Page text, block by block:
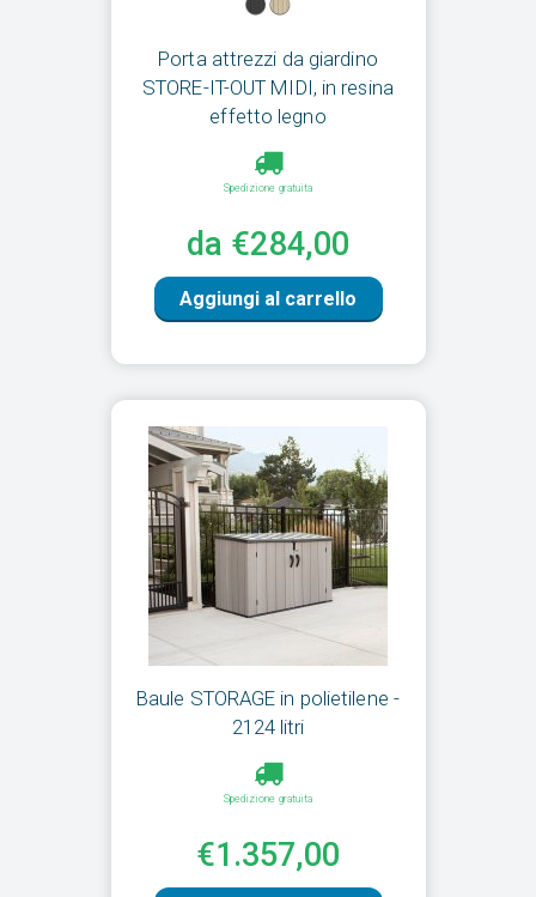
Porta attrezzi da giardino
STORE-IT-OUT MIDI, in resina
effetto legno
Spedizione gratuita
da €284,00
Aggiungi al carrello
Baule STORAGE in polietilene -
2124 litri
Spedizione gratuita
€1.357,00